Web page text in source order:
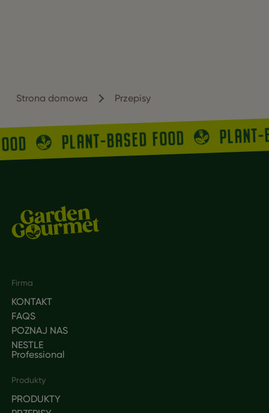
Strona domowa Przepisy
PLANT-BASED FOOD
Footer
Firma
KONTAKT
FAQS
POZNAJ NAS
NESTLE
Professional
Produkty
PRODUKTY